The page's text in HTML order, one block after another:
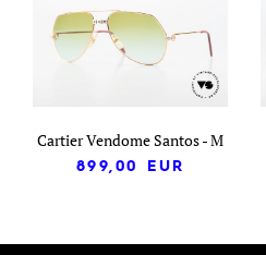
Cartier Vendome Santos - M
899,00
EUR